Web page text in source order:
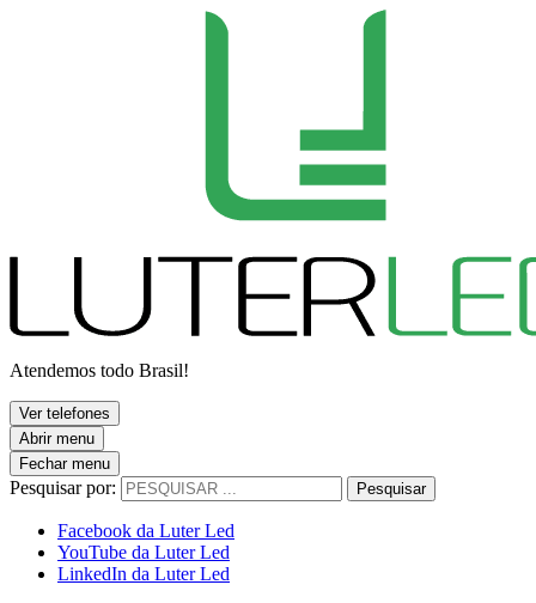
Atendemos todo Brasil!
Ver telefones
Abrir menu
Fechar menu
Pesquisar por: Pesquisar
Facebook da Luter Led
YouTube da Luter Led
LinkedIn da Luter Led